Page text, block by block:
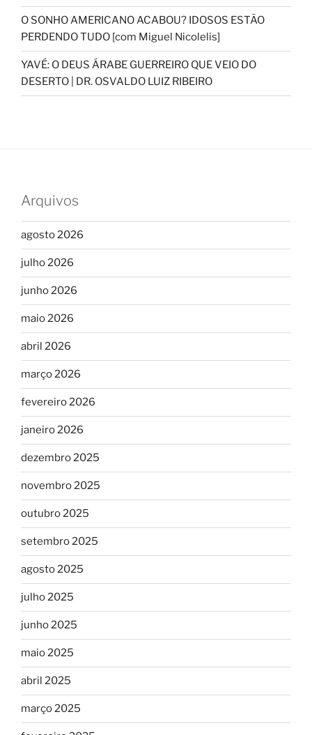
O SONHO AMERICANO ACABOU? IDOSOS ESTÃO
PERDENDO TUDO [com Miguel Nicolelis]
YAVÉ: O DEUS ÁRABE GUERREIRO QUE VEIO DO
DESERTO | DR. OSVALDO LUIZ RIBEIRO
Arquivos
agosto 2026
julho 2026
junho 2026
maio 2026
abril 2026
março 2026
fevereiro 2026
janeiro 2026
dezembro 2025
novembro 2025
outubro 2025
setembro 2025
agosto 2025
julho 2025
junho 2025
maio 2025
abril 2025
março 2025